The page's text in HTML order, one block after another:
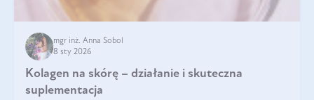
mgr inż. Anna Sobol
8 sty 2026
Kolagen na skórę – działanie i skuteczna
suplementacja